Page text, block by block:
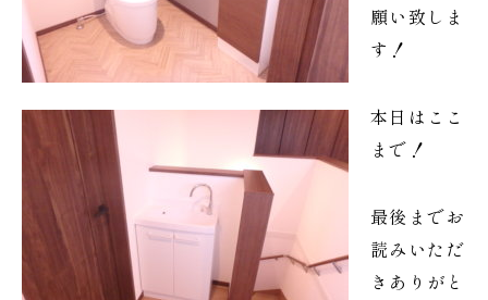
願い致しま
す！
本日はここ
まで！
最後までお
読みいただ
きありがと